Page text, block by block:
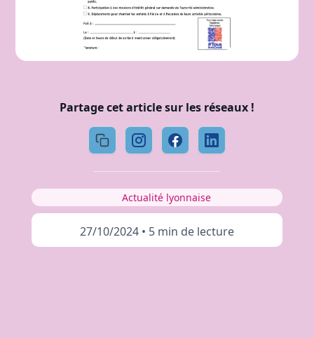
Partage cet article sur les réseaux !
Actualité lyonnaise
27/10/2024 • 5 min de lecture